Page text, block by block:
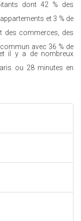
dont 42 % des
et 3 % de
des commerces, des
avec 36 % de
il y a de nombreux
ou 28 minutes en